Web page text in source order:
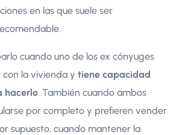
en las que suele ser
cuando uno de los ex cónyuges
con la vivienda ytiene capacidad
hacerlo. También cuando ambos
por completo y prefieren vender
supuesto, cuando mantener la